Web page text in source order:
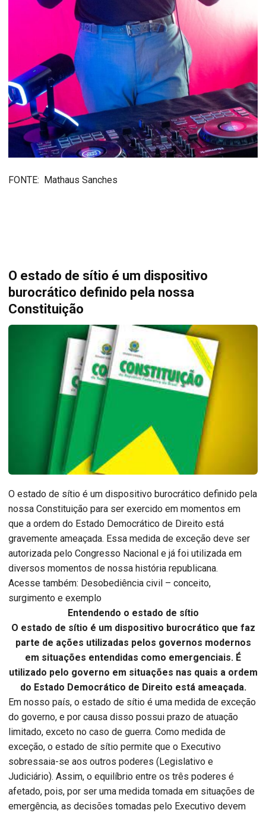
FONTE: Mathaus Sanches
O estado de sítio é um dispositivo
burocrático definido pela nossa
Constituição
O estado de sítio é um dispositivo burocrático definido pela
nossa Constituição para ser exercido em momentos em
que a ordem do Estado Democrático de Direito está
gravemente ameaçada. Essa medida de exceção deve ser
autorizada pelo Congresso Nacional e já foi utilizada em
diversos momentos de nossa história republicana.
Acesse também: Desobediência civil – conceito,
surgimento e exemplo
Entendendo o estado de sítio
O estado de sítio é um dispositivo burocrático que faz
parte de ações utilizadas pelos governos modernos
em situações entendidas como emergenciais. É
utilizado pelo governo em situações nas quais a ordem
do Estado Democrático de Direito está ameaçada.
Em nosso país, o estado de sítio é uma medida de exceção
do governo, e por causa disso possui prazo de atuação
limitado, exceto no caso de guerra. Como medida de
exceção, o estado de sítio permite que o Executivo
sobressaia-se aos outros poderes (Legislativo e
Judiciário). Assim, o equilíbrio entre os três poderes é
afetado, pois, por ser uma medida tomada em situações de
emergência, as decisões tomadas pelo Executivo devem